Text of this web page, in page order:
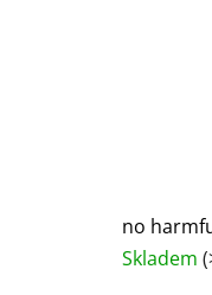
no
Skladem